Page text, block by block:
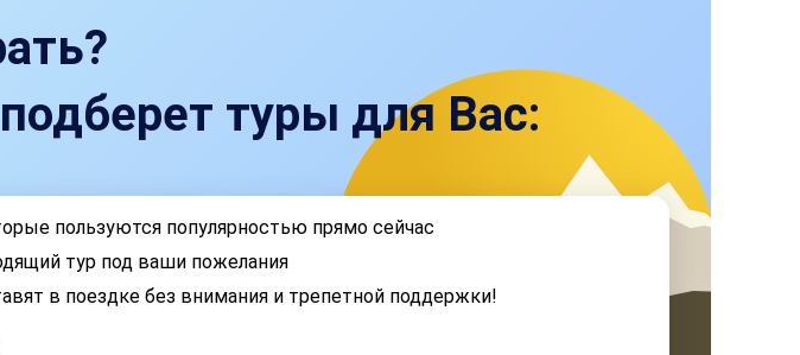
туры для Вас:
пользуются популярностью прямо сейчас
тур под ваши пожелания
в поездке без внимания и трепетной поддержки!